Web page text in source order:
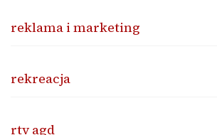
reklama i marketing
rekreacja
rtv agd